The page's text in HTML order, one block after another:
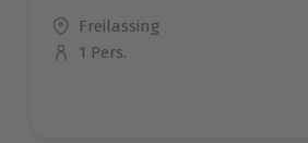
Standort
Freilassing
Anzahl der Teilnehmer
1 Pers.